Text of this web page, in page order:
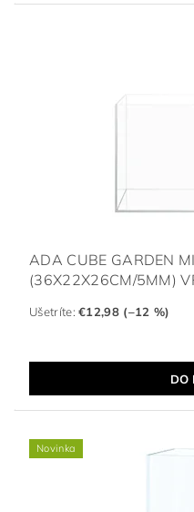
ADA CUBE GARDEN
(36X22X26CM/5MM)
Ušetríte:€12,98 (–12 %)
Novinka